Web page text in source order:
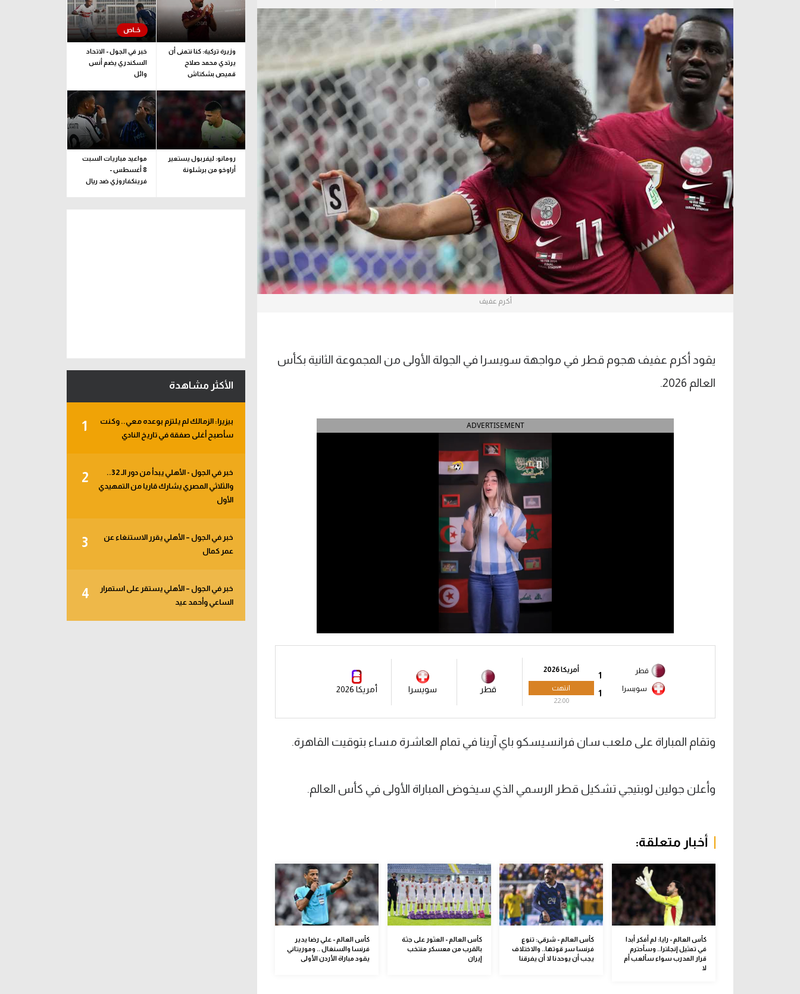
آراء حرة
ركن الألعاب
الدوري السعودي للمحترفين
دوري أبطال أوروبا
دوري أبطال إفريقيا
كل البطولات
دوري أبطال أوروبا
القسم الثاني
رياضات أخرى
آسيا
أمريكا
ركن الألعاب
أكرم عفيف
يقود أكرم عفيف هجوم قطر في مواجهة سويسرا في الجولة الأولى من المجموعة الثانية بكأس
العالم 2026.
ADVERTISEMENT
1
قطر
1
سويسرا
أمريكا 2026
انتهت
22:00
قطر سويسرا أمريكا 2026
وتقام المباراة على ملعب سان فرانسيسكو باي آرينا في تمام العاشرة مساء بتوقيت القاهرة.
وأعلن جولين لوبتيجي تشكيل قطر الرسمي الذي سيخوض المباراة الأولى في كأس العالم.
أخبار متعلقة:
كأس العالم - رايا: لم أفكر أبدا
في تمثيل إنجلترا.. وسأحترم
قرار المدرب سواء سألعب أم
لا
كأس العالم - شرقي: تنوع
فرنسا سر قوتها.. والاختلاف
يجب أن يوحدنا لا أن يفرقنا
كأس العالم - العثور على جثة
بالقرب من معسكر منتخب
إيران
كأس العالم - علي رضا يدير
فرنسا والسنغال .. وموريتاني
يقود مباراة الأردن الأولى
وزيرة تركية: كنا نتمنى أن
يرتدي محمد صلاح
قميص بشكتاش
خبر في الجول - الاتحاد
السكندري يضم أنس
وائل
رومانو: ليفربول يستعير
أراوخو من برشلونة
مواعيد مباريات السبت
8 أغسطس -
فرينكفاروزي ضد ريال
الأكثر مشاهدة
1
بيزيرا: الزمالك لم يلتزم بوعده معي.. وكنت
سأصبح أغلى صفقة في تاريخ النادي
2
خبر في الجول - الأهلي يبدأ من دور الـ 32..
والثلاثي المصري يشارك قاريا من التمهيدي
الأول
3
خبر في الجول – الأهلي يقرر الاستنغاء عن
عمر كمال
4
خبر في الجول – الأهلي يستقر على استمرار
الساعي وأحمد عيد